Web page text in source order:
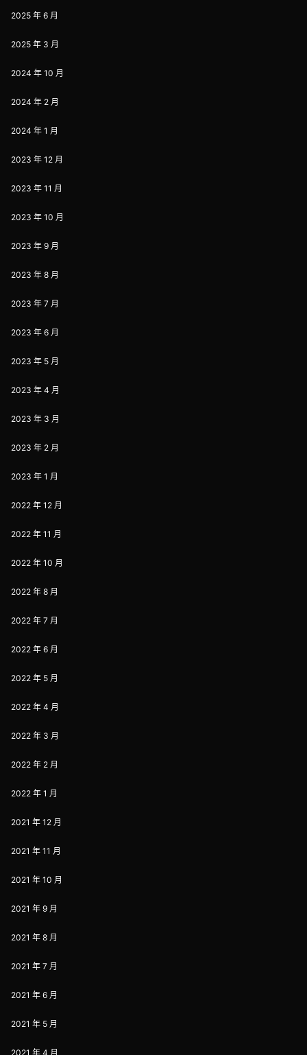
2025 年 6 月
2025 年 3 月
2024 年 10 月
2024 年 2 月
2024 年 1 月
2023 年 12 月
2023 年 11 月
2023 年 10 月
2023 年 9 月
2023 年 8 月
2023 年 7 月
2023 年 6 月
2023 年 5 月
2023 年 4 月
2023 年 3 月
2023 年 2 月
2023 年 1 月
2022 年 12 月
2022 年 11 月
2022 年 10 月
2022 年 8 月
2022 年 7 月
2022 年 6 月
2022 年 5 月
2022 年 4 月
2022 年 3 月
2022 年 2 月
2022 年 1 月
2021 年 12 月
2021 年 11 月
2021 年 10 月
2021 年 9 月
2021 年 8 月
2021 年 7 月
2021 年 6 月
2021 年 5 月
2021 年 4 月